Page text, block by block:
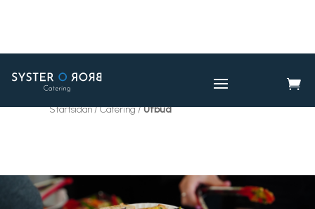

CATERING UTBUD
Startsidan / Catering /Utbud